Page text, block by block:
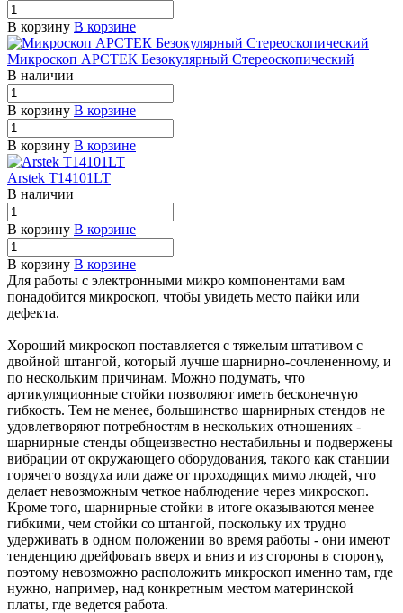
В корзину В корзине
Микроскоп АРСТЕК Безокулярный Стереоскопический
В наличии
В корзину В корзине
В корзину В корзине
Arstek T14101LT
В наличии
В корзину В корзине
В корзину В корзине
Для работы с электронными микро компонентами вам
понадобится микроскоп, чтобы увидеть место пайки или
дефекта.
Хороший микроскоп поставляется с тяжелым штативом с
двойной штангой, который лучше шарнирно-сочлененному, и
по нескольким причинам. Можно подумать, что
артикуляционные стойки позволяют иметь бесконечную
гибкость. Тем не менее, большинство шарнирных стендов не
удовлетворяют потребностям в нескольких отношениях -
шарнирные стенды общеизвестно нестабильны и подвержены
вибрации от окружающего оборудования, такого как станции
горячего воздуха или даже от проходящих мимо людей, что
делает невозможным четкое наблюдение через микроскоп.
Кроме того, шарнирные стойки в итоге оказываются менее
гибкими, чем стойки со штангой, поскольку их трудно
удерживать в одном положении во время работы - они имеют
тенденцию дрейфовать вверх и вниз и из стороны в сторону,
поэтому невозможно расположить микроскоп именно там, где
нужно, например, над конкретным местом материнской
платы, где ведется работа.